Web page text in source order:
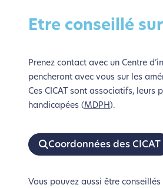
Etre conseillé
Prenez contact avec un Centre
pencheront avec vous sur les
Ces CICAT sont associatifs,
handicapées (MDPH).
Coordonnées des CICAT
Vous pouvez aussi être conseillés